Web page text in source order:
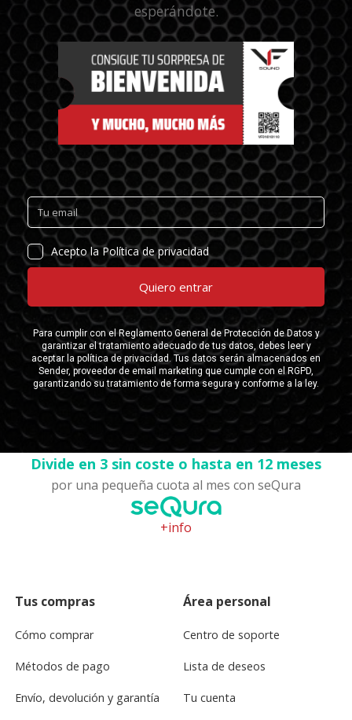
esperándote.
Divide en 3 sin coste o hasta en 12 meses
por una pequeña cuota al mes con seQura
+info
Tus compras
Cómo comprar
Métodos de pago
Envío, devolución y garantía
Área personal
Centro de soporte
Lista de deseos
Tu cuenta